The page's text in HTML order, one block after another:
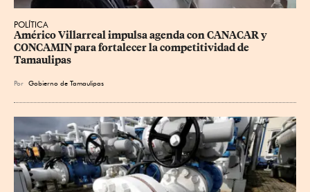
POLÍTICA
Américo Villarreal impulsa agenda con CANACAR y
CONCAMIN para fortalecer la competitividad de
Tamaulipas
Por Gobierno de Tamaulipas